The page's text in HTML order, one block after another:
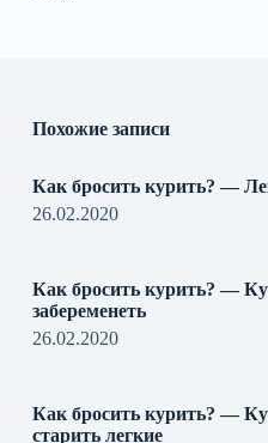
Похожие записи
Как бросить курить? —
26.02.2020
Как бросить курить? —
забеременеть
26.02.2020
Как бросить курить? —
старить легкие